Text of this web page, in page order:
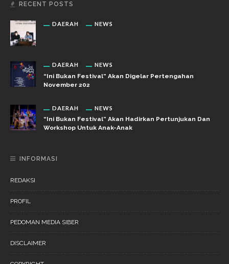
RECENT POSTS
DAERAH NEWS
DAERAH NEWS
“Ini Bukan Festival” Akan Digelar Pertengahan
November 202
DAERAH NEWS
“Ini Bukan Festival” Akan Hadirkan Pertunjukan Dan
Workshop Untuk Anak-Anak
INFORMASI
REDAKSI
PROFIL
PEDOMAN MEDIA SIBER
DISCLAIMER